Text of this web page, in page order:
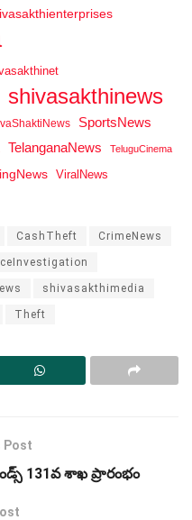
shivasakthinews
SportsNews
TelanganaNews TeluguCinema
ViralNews
CashTheft CrimeNews
shivasakthimedia
Theft
Post
131వ శాఖ ప్రారంభం